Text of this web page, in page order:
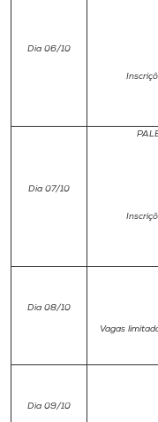
Dia 06/10
Dia 07/10
Dia 08/10
Vagas
Dia 09/10